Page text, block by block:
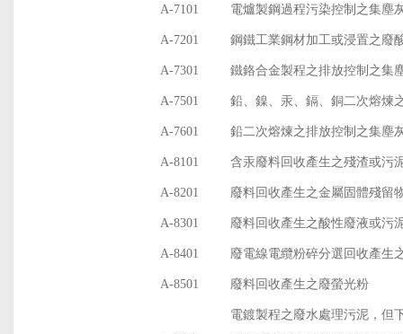
A-7101 電爐製鋼過程污染控制之集塵
A-7201 鋼鐵工業鋼材加工或浸置之廢
A-7301 鐵鉻合金製程之排放控制之集
A-7501 鉛、鎳、汞、鎘、銅二次熔煉
A-7601 鉛二次熔煉之排放控制之集塵
A-8101 含汞廢料回收產生之殘渣或污
A-8201 廢料回收產生之金屬固體殘留
A-8301 廢料回收產生之酸性廢液或污
A-8401 廢電線電纜粉碎分選回收產生
A-8501 廢料回收產生之廢螢光粉
電鍍製程之廢水處理污泥，但